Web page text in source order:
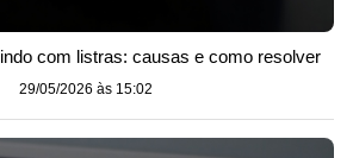
com listras: causas e como resolver
29/05/2026 às 15:02